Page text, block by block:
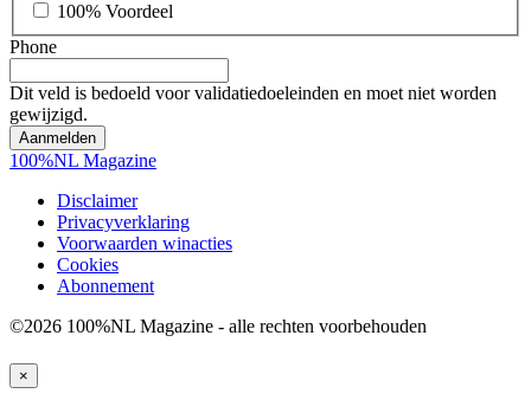
100% Voordeel
Phone
Dit veld is bedoeld voor validatiedoeleinden en moet niet worden
gewijzigd.
100%NL Magazine
Disclaimer
Privacyverklaring
Voorwaarden winacties
Cookies
Abonnement
©2026 100%NL Magazine - alle rechten voorbehouden
×